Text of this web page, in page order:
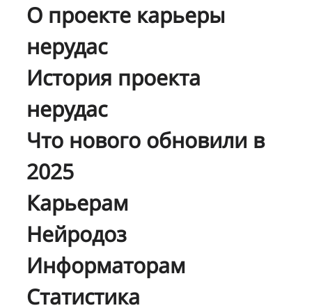
О проекте карьеры
нерудас
История проекта
нерудас
Что нового обновили в
2025
Карьерам
Нейродоз
Информаторам
Статистика